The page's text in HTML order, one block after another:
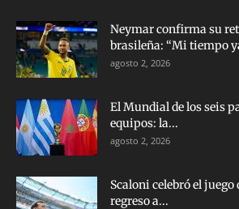
Neymar confirma su
brasileña: “Mi tiempo
agosto 2, 2026
El Mundial de los seis
equipos: la...
agosto 2, 2026
Scaloni celebró el juego
regreso a...